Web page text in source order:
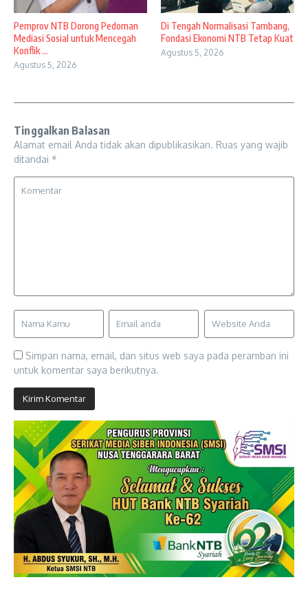
Pemprov NTB Dorong Pedoman
Mediasi Sosial untuk Mencegah
Konflik ...
Agustus 5, 2026
Di Tengah Normalisasi Tambang,
Fondasi Ekonomi NTB Tetap Kuat
Agustus 5, 2026
Tinggalkan Balasan
Alamat email Anda tidak akan dipublikasikan. Ruas yang wajib
ditandai *
Simpan nama, email, dan situs web saya pada peramban ini
untuk komentar saya berikutnya.